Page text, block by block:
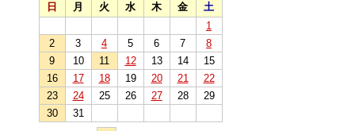
日
月 火 水 木 金
土
1
2
3 4 5 6 7
8
9
10 11 12 13 14
15
16
17 18 19 20 21
22
23
24 25 26 27 28
29
30
31